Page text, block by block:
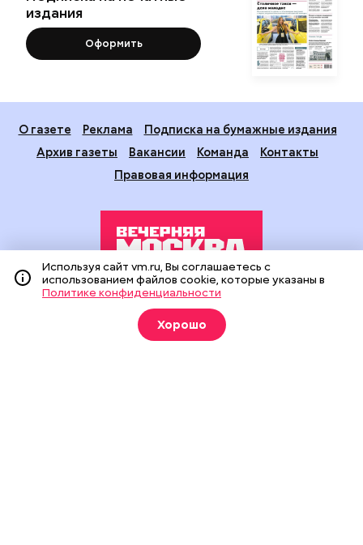
издания
Оформить
О газете Реклама
Подписка на бумажные издания
Архив газеты
Вакансии Команда
Контакты
Правовая информация
Издание создано при финансовой поддержке Департамента
средств массовой информации и рекламы города Москвы.
На сайте применяются рекомендательные технологии
(информационные технологии предоставления информации
Используя сайт vm.ru, Вы соглашаетесь с
использованием файлов cookie, которые указаны в
Политике конфиденциальности
Хорошо